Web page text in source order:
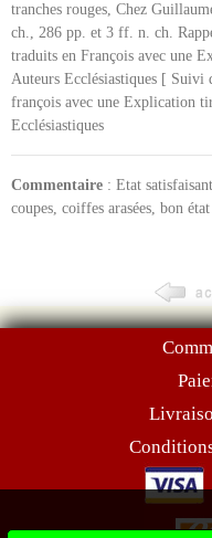
tranches rouges, Chez
ch., 286 pp. et 3 ff. n. ch.
traduits en François avec une
Auteurs Ecclésiastiques [ Suivi
françois avec une Explication
Ecclésiastiques
Commentaire : Etat
coupes, coiffes arasées, bon